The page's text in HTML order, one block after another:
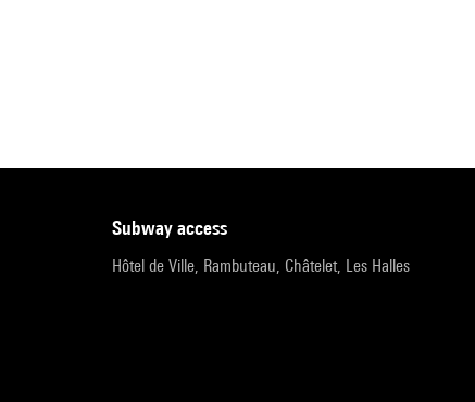
subway access
Hôtel de Ville, Rambuteau, Châtelet, Les Halles